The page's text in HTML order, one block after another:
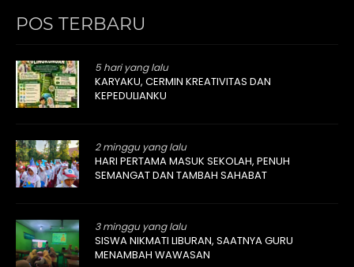
POS TERBARU
5 hari yang lalu
KARYAKU, CERMIN KREATIVITAS DAN
KEPEDULIANKU
2 minggu yang lalu
HARI PERTAMA MASUK SEKOLAH, PENUH
SEMANGAT DAN TAMBAH SAHABAT
3 minggu yang lalu
SISWA NIKMATI LIBURAN, SAATNYA GURU
MENAMBAH WAWASAN